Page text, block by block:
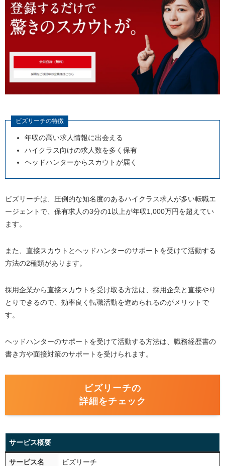
1.転職エージェントに登録
2.エージェントと面談を実施し、ヨーロッパでの勤務
を希望している旨を伝える
3.アドバイスや求人情報をもらい、希望する企業へ応
募
4.オンラインか現地にて面接
5.内定後、書類を用意し、入社準備
転職エージェントを活用してヨーロッパでの転職を成功
させるコツ
複数の転職エージェントを利用する
海外転職の種類を理解しておく
面接でのフィードバックをエージェントに依頼する
ヨーロッパでの転職は未経験でもできる？
ヨーロッパの企業に転職するには転職エージェントを活
用しよう
ビズリーチの特徴
年収の高い求人情報に出会える
ハイクラス向けの求人数を多く保有
ヘッドハンターからスカウトが届く
ビズリーチは、圧倒的な知名度のあるハイクラス求人が多い転職エ
ージェントで、保有求人の3分の1以上が年収1,000万円を超えてい
ます。
また、直接スカウトとヘッドハンターのサポートを受けて活動する
方法の2種類があります。
採用企業から直接スカウトを受け取る方法は、採用企業と直接やり
とりできるので、効率良く転職活動を進められるのがメリットで
す。
ヘッドハンターのサポートを受けて活動する方法は、職務経歴書の
書き方や面接対策のサポートを受けられます。
ビズリーチの
詳細をチェック
サービス概要
サービス名 ビズリーチ